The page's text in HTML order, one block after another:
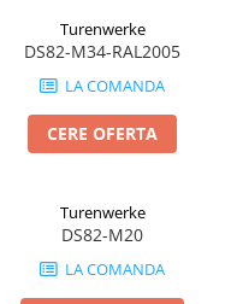
Turenwerke
DS82-M34-RAL2005
LA COMANDA
CERE OFERTA
Turenwerke
DS82-M20
LA COMANDA